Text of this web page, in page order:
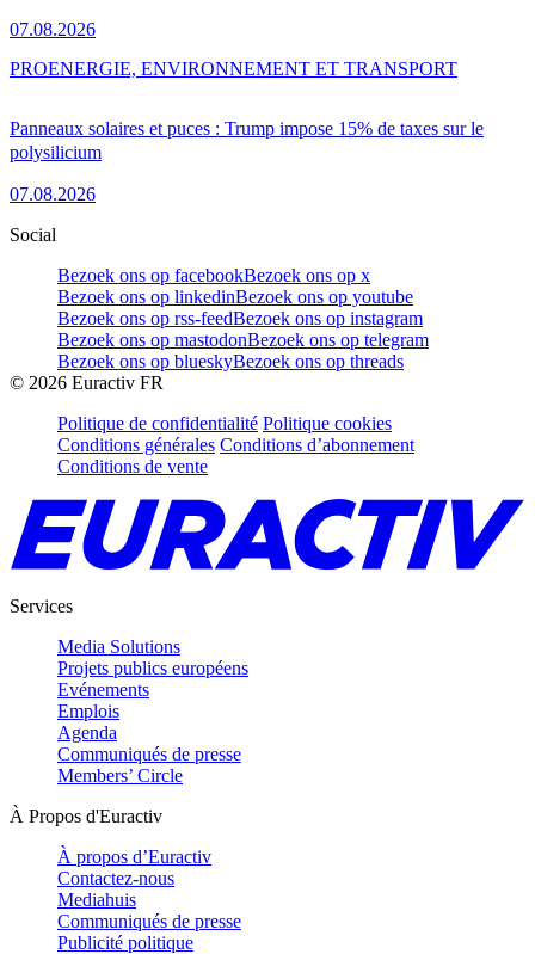
07.08.2026
Panneaux solaires et puces : Trump impose 15% de taxes sur le
polysilicium
07.08.2026
PROENERGIE, ENVIRONNEMENT ET TRANSPORT
Social
Bezoek ons op facebookBezoek ons op x
Bezoek ons op linkedinBezoek ons op youtube
Bezoek ons op rss-feedBezoek ons op instagram
Bezoek ons op mastodonBezoek ons op telegram
Bezoek ons op blueskyBezoek ons op threads
© 2026 Euractiv FR
Politique de confidentialité Politique cookies
Conditions générales Conditions d’abonnement
Conditions de vente
Services
Media Solutions
Projets publics européens
Evénements
Emplois
Agenda
Communiqués de presse
Members’ Circle
À Propos d'Euractiv
À propos d’Euractiv
Contactez-nous
Mediahuis
Communiqués de presse
Publicité politique